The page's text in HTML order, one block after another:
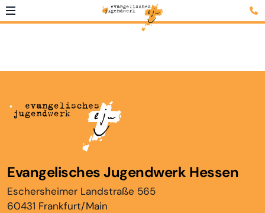
Evangelisches Jugendwerk Hessen
Eschersheimer Landstraße 565
60431 Frankfurt/Main